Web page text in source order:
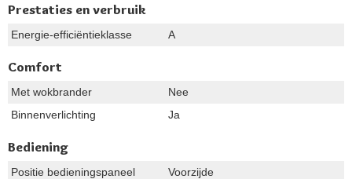
Prestaties en verbruik
Energie-efficiëntieklasse A
Comfort
Met wokbrander
Nee
Binnenverlichting
Ja
Bediening
Positie bedieningspaneel Voorzijde